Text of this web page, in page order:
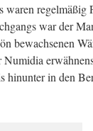
regelmäßig
war der
bewachsenen
hinunter in den